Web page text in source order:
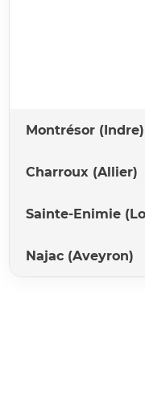
Montrésor (Indre)
Charroux (Allier)
Sainte-Enimie
Najac (Aveyron)